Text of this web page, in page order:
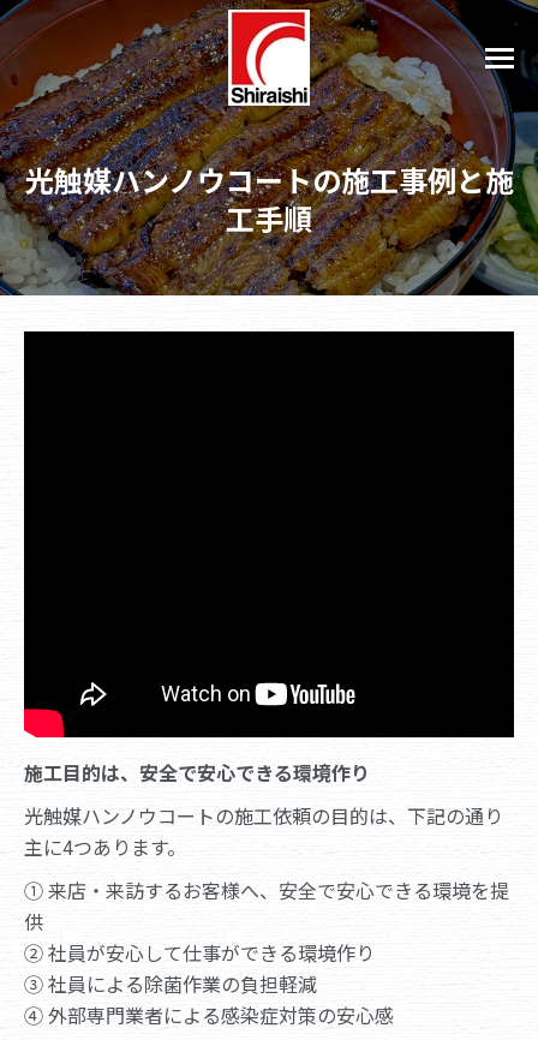
光触媒ハンノウコートの施工事例と施
工手順
施工目的は、安全で安心できる環境作り
光触媒ハンノウコートの施工依頼の目的は、下記の通り
主に4つあります。
① 来店・来訪するお客様へ、安全で安心できる環境を提
供
② 社員が安心して仕事ができる環境作り
③ 社員による除菌作業の負担軽減
④ 外部専門業者による感染症対策の安心感